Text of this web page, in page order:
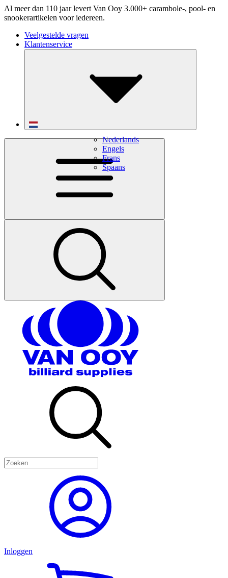
Al meer dan 110 jaar levert Van Ooy 3.000+ carambole-, pool- en
snookerartikelen voor iedereen.
Veelgestelde vragen
Klantenservice
Nederlands
Engels
Frans
Spaans
Inloggen